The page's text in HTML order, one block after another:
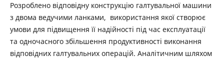
Розроблено відповідну конструкцію галтувальної машини
з двома ведучими ланками, використання якої створює
умови для підвищення її надійності під час експлуатації
та одночасного збільшення продуктивності виконання
відповідних галтувальних операцій. Аналітичним шляхом